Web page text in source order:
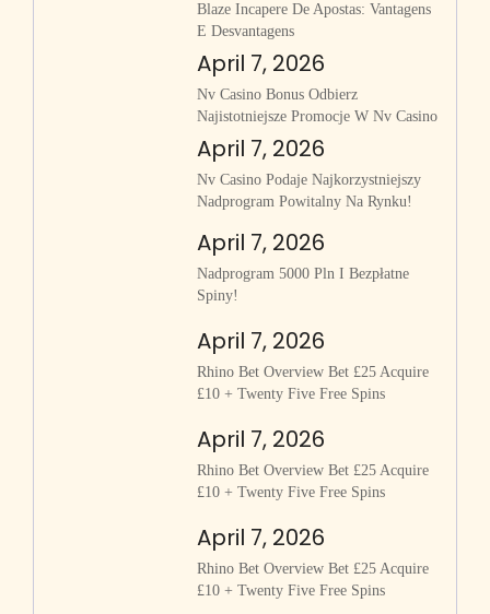
Blaze Incapere De Apostas: Vantagens
E Desvantagens
April 7, 2026
Nv Casino Bonus Odbierz
Najistotniejsze Promocje W Nv Casino
April 7, 2026
Nv Casino Podaje Najkorzystniejszy
Nadprogram Powitalny Na Rynku!
April 7, 2026
Nadprogram 5000 Pln I Bezpłatne
Spiny!
April 7, 2026
Rhino Bet Overview Bet £25 Acquire
£10 + Twenty Five Free Spins
April 7, 2026
Rhino Bet Overview Bet £25 Acquire
£10 + Twenty Five Free Spins
April 7, 2026
Rhino Bet Overview Bet £25 Acquire
£10 + Twenty Five Free Spins